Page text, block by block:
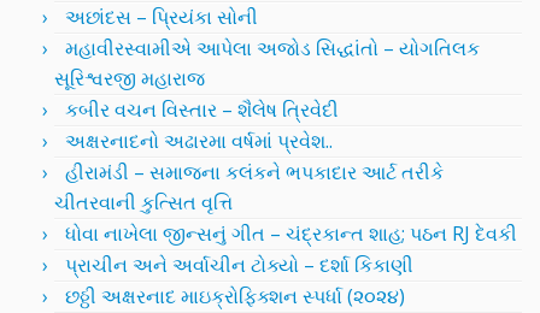
અછાંદસ – પ્રિયંકા સોની
મહાવીરસ્વામીએ આપેલા અજોડ સિદ્ધાંતો – યોગતિલક
સૂરિશ્વરજી મહારાજ
કબીર વચન વિસ્તાર – શૈલેષ ત્રિવેદી
અક્ષરનાદનો અઢારમા વર્ષમાં પ્રવેશ..
હીરામંડી – સમાજના કલંકને ભપકાદાર આર્ટ તરીકે
ચીતરવાની કુત્સિત વૃત્તિ
ધોવા નાખેલા જીન્સનું ગીત – ચંદ્રકાન્ત શાહ; પઠન RJ દેવકી
પ્રાચીન અને અર્વાચીન ટોક્યો – દર્શા કિકાણી
છઠ્ઠી અક્ષરનાદ માઇક્રોફિક્શન સ્પર્ધા (૨૦૨૪)